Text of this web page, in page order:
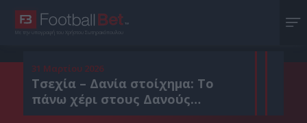
Με την υπογραφή του Χρήστου Σωτηρακόπουλου
31 Μαρτίου 2026
Τσεχία – Δανία στοίχημα: Το
πάνω χέρι στους Δανούς…